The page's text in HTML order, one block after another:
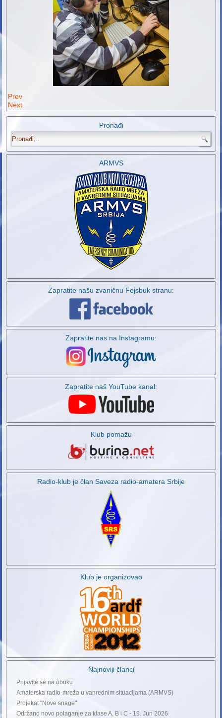
Prev
Next
Pronađi
.
ARMVS
Zapratite našu zvaničnu Fejsbuk stranu:
Zapratite nas na Instagramu:
Zapratite naš YouTube kanal:
Klub pomažu
Radio-klub je član Saveza radio-amatera Srbije
Klub je organizovao
Najnoviji članci
Prijavite se na obuku
Amaterska radio-mreža u vanrednim situacijama (ARMVS)
Projekat "Nove snage"
Održano novo polaganje za klase A, B i C - 19. Jun 2026